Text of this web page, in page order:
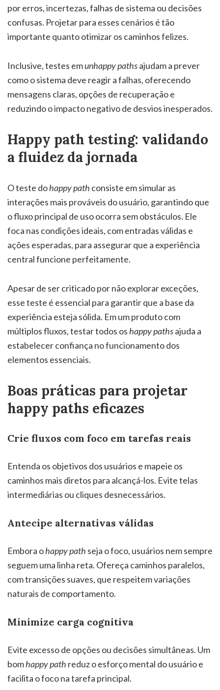
por erros, incertezas, falhas de sistema ou decisões
confusas. Projetar para esses cenários é tão
importante quanto otimizar os caminhos felizes.
Inclusive, testes emunhappy pathsajudam a prever
como o sistema deve reagir a falhas, oferecendo
mensagens claras, opções de recuperação e
reduzindo o impacto negativo de desvios inesperados.
Happy path testing: validando
a fluidez da jornada
O teste dohappy path consiste em simular as
interações mais prováveis do usuário, garantindo que
o fluxo principal de uso ocorra sem obstáculos. Ele
foca nas condições ideais, com entradas válidas e
ações esperadas, para assegurar que a experiência
central funcione perfeitamente.
Apesar de ser criticado por não explorar exceções,
esse teste é essencial para garantir que a base da
experiência esteja sólida. Em um produto com
múltiplos fluxos, testar todos oshappy pathsajuda a
estabelecer confiança no funcionamento dos
elementos essenciais.
Boas práticas para projetar
happy paths eficazes
Crie fluxos com foco em tarefas reais
Entenda os objetivos dos usuários e mapeie os
caminhos mais diretos para alcançá-los. Evite telas
intermediárias ou cliques desnecessários.
Antecipe alternativas válidas
Embora ohappy path seja o foco, usuários nem sempre
seguem uma linha reta. Ofereça caminhos paralelos,
com transições suaves, que respeitem variações
naturais de comportamento.
Minimize carga cognitiva
Evite excesso de opções ou decisões simultâneas. Um
bomhappy path reduz o esforço mental do usuário e
facilita o foco na tarefa principal.